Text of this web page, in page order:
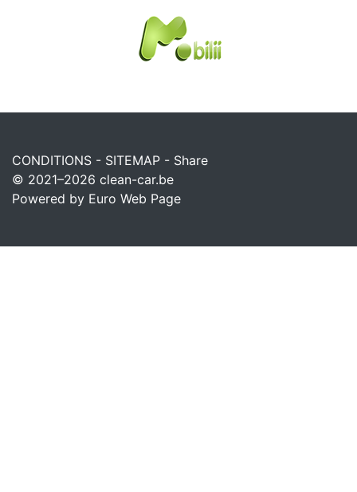
CONDITIONS - SITEMAP - Share
© 2021–2026 clean-car.be
Powered by Euro Web Page